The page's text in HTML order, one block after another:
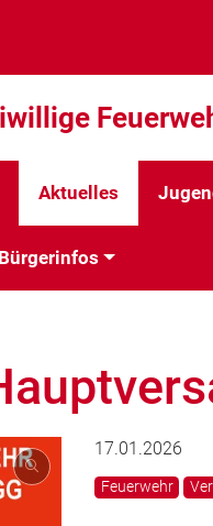
Aktuelles
Bürgerinfos
17.01.2026
Feuerwehr